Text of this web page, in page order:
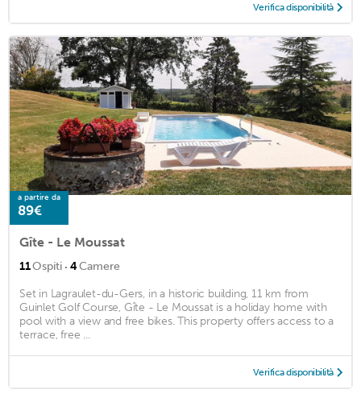
Verifica disponibilità
a partire da
89€
Gîte - Le Moussat
11Ospiti · 4Camere
Set in Lagraulet-du-Gers, in a historic building, 11 km from
Guinlet Golf Course, Gîte - Le Moussat is a holiday home with
pool with a view and free bikes. This property offers access to a
terrace, free ...
Verifica disponibilità